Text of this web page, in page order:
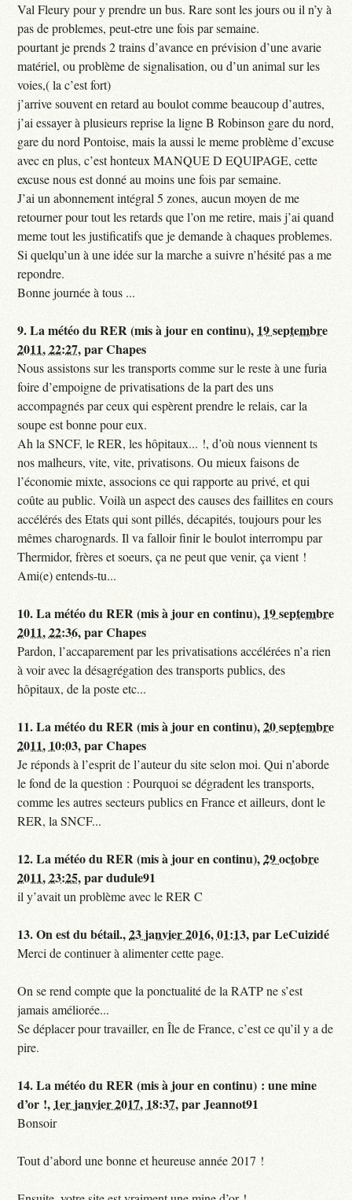
Val Fleury pour y prendre un bus. Rare sont les jours ou il n’y à
pas de problemes, peut-etre une fois par semaine.
pourtant je prends 2 trains d’avance en prévision d’une avarie
matériel, ou problème de signalisation, ou d’un animal sur les
voies,( la c’est fort)
j’arrive souvent en retard au boulot comme beaucoup d’autres,
j’ai essayer à plusieurs reprise la ligne B Robinson gare du nord,
gare du nord Pontoise, mais la aussi le meme problème d’excuse
avec en plus, c’est honteux MANQUE D EQUIPAGE, cette
excuse nous est donné au moins une fois par semaine.
J’ai un abonnement intégral 5 zones, aucun moyen de me
retourner pour tout les retards que l’on me retire, mais j’ai quand
meme tout les justificatifs que je demande à chaques problemes.
Si quelqu’un à une idée sur la marche a suivre n’hésité pas a me
repondre.
Bonne journée à tous ...
9.La météo du RER (mis à jour en continu), 19 septembre
2011, 22:27,parChapes
Nous assistons sur les transports comme sur le reste à une furia
foire d’empoigne de privatisations de la part des uns
accompagnés par ceux qui espèrent prendre le relais, car la
soupe est bonne pour eux.
Ah la SNCF, le RER, les hôpitaux... !, d’où nous viennent ts
nos malheurs, vite, vite, privatisons. Ou mieux faisons de
l’économie mixte, associons ce qui rapporte au privé, et qui
coûte au public. Voilà un aspect des causes des faillites en cours
accélérés des Etats qui sont pillés, décapités, toujours pour les
mêmes charognards. Il va falloir finir le boulot interrompu par
Thermidor, frères et soeurs, ça ne peut que venir, ça vient !
Ami(e) entends-tu...
10.La météo du RER (mis à jour en continu), 19 septembre
2011, 22:36,parChapes
Pardon, l’accaparement par les privatisations accélérées n’a rien
à voir avec la désagrégation des transports publics, des
hôpitaux, de la poste etc...
11.La météo du RER (mis à jour en continu),20 septembre
2011, 10:03,parChapes
Je réponds à l’esprit de l’auteur du site selon moi. Qui n’aborde
le fond de la question : Pourquoi se dégradent les transports,
comme les autres secteurs publics en France et ailleurs, dont le
RER, la SNCF...
12.La météo du RER (mis à jour en continu),29 octobre
2011, 23:25,pardudule91
il y’avait un problème avec le RER C
13.On est du bétail.,23 janvier 2016, 01:13,parLeCuizidé
Merci de continuer à alimenter cette page.
On se rend compte que la ponctualité de la RATP ne s’est
jamais améliorée...
Se déplacer pour travailler, en Île de France, c’est ce qu’il y a de
pire.
14.La météo du RER (mis à jour en continu) : une mine
d’or !, 1er janvier 2017, 18:37,parJeannot91
Bonsoir
Tout d’abord une bonne et heureuse année 2017 !